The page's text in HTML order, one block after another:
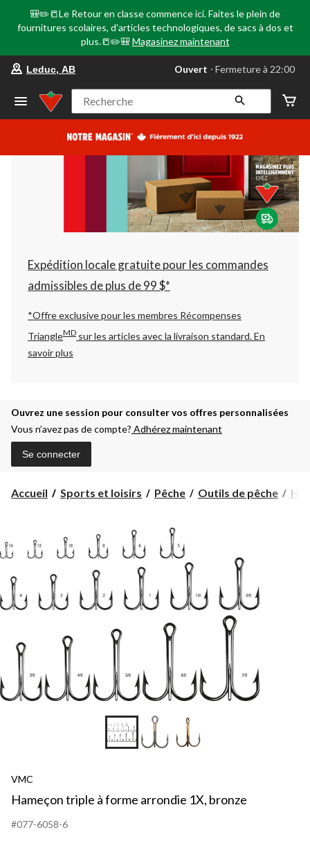
🎒✏️📒Le Retour en classe commence ici. Faites le plein de
fournitures scolaires, d'articles technologiques, de sacs à dos et
plus.📒✏️🎒 Magasinez maintenant
votre
préféré
Leduc,
AB,
courament
Fermeture
à
22:00
cliquer
pour
changer
Leduc, AB Ouvert ⋅ Fermeture à 22:00
Recherche
Expédition locale gratuite pour les commandes
admissibles de plus de 99 $*
*Offre exclusive pour les membres Récompenses
TriangleMD sur les articles avec la livraison standard.En
savoir plus
Ouvrez une session pour consulter vos offres personnalisées
Vous n’avez pas de compte? Adhérez maintenant
Se connecter
Accueil Sports et loisirs Pêche Outils de pêche
VMC
Hameçon triple à forme arrondie 1X, bronze
#077-6058-6